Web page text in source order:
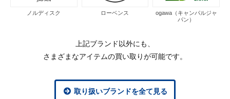
ノルディスク ローベンス
ogawa（キャンパルジャ
パン）
上記ブランド以外にも、
さまざまなアイテムの買い取りが可能です。
取り扱いブランドを全て見る